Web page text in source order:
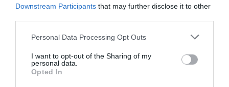
Downstream Participants that may further disclose it to other
Please note that this website/app uses one or more Google
not limited to your visit or usage behaviour. You may click to
grant or deny consent to Google and its third-party tags to
use your data for below specified purposes in below Google
Personal Data Processing Opt Outs
I want to opt-out of the Sharing of my
personal data.
Opted In
35 PERCES TANÓRÁK ÉS KEVESEBB HÁZI